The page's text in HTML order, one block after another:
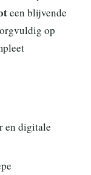
een blijvende
op
en digitale